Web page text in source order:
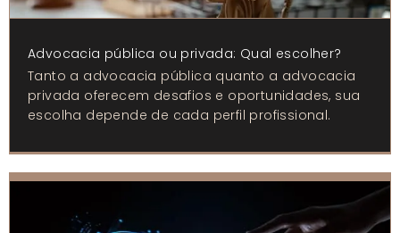
Advocacia pública ou privada: Qual escolher?
Tanto a advocacia pública quanto a advocacia
privada oferecem desafios e oportunidades, sua
escolha depende de cada perfil profissional.